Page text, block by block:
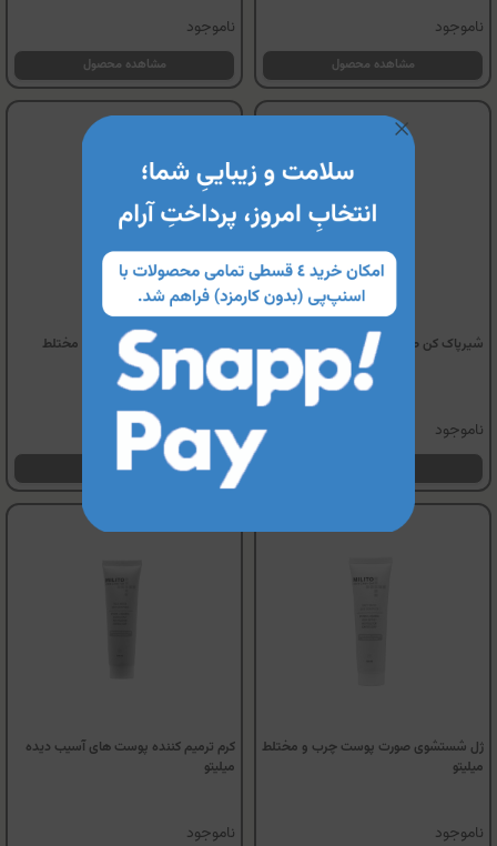
ناموجود
مشاهده محصول
ناموجود
مشاهده محصول
شیرپاک کن صورت میلیتو
ناموجود
ژل شستشوی پوست خشک و مختلط
میلیتو
ناموجود
مشاهده محصول
ژل شستشوی صورت پوست چرب و مختلط
میلیتو
ناموجود
کرم ترمیم کننده پوست های آسیب دیده
میلیتو
ناموجود